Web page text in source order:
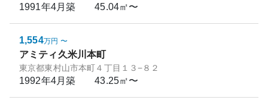
1991年4月築 45.04㎡〜
1,554万円 〜
アミティ久米川本町
東京都東村山市本町４丁目１３−８２
1992年4月築 43.25㎡〜